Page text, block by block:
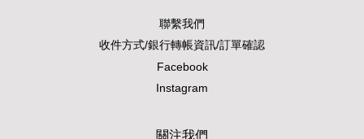
聯繫我們
收件方式/銀行轉帳資訊/訂單確認
Facebook
Instagram
關注我們